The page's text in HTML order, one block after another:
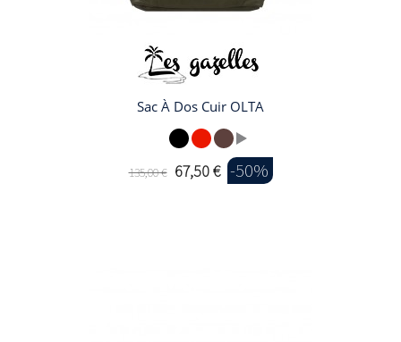
Sac À Dos Cuir OLTA
135,00 € 67,50 € -50%